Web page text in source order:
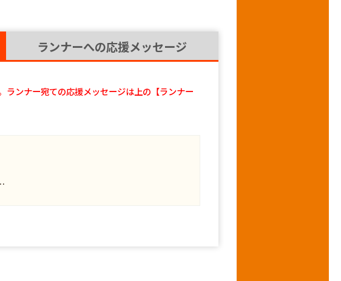
ランナーへの応援メッセージ
ンナー宛ての応援メッセージは上の【ランナー